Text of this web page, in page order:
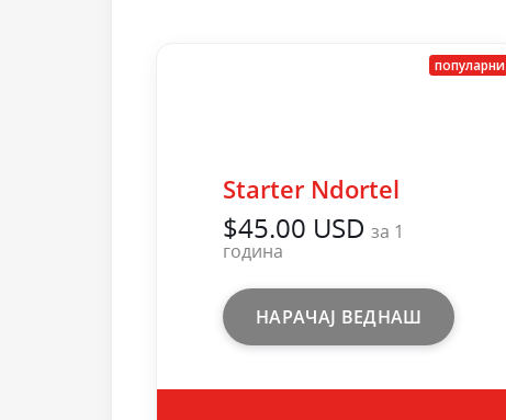
популарни
Starter Ndortel
$45.00 USD за 1
година
НАРАЧАЈ ВЕДНАШ